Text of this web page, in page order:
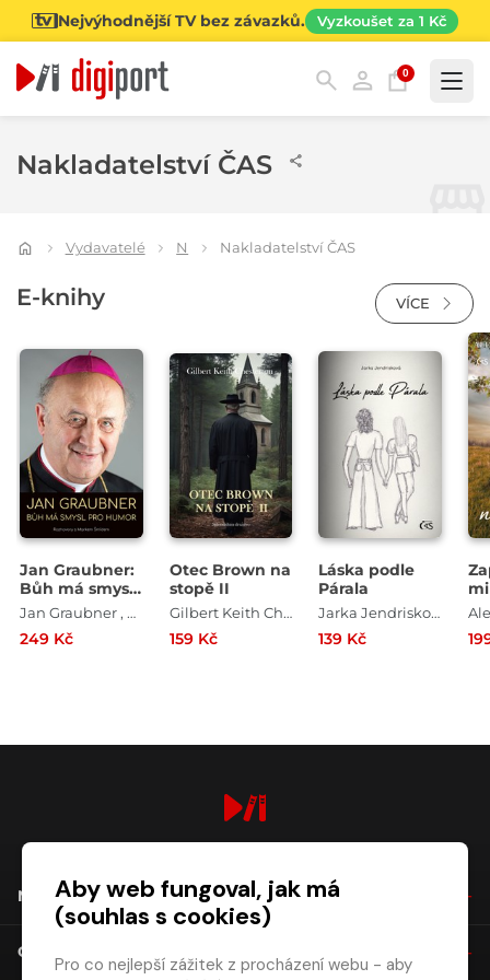
Nejvýhodnější TV bez závazků. Vyzkoušet za 1 Kč
0
Nakladatelství ČAS
Vydavatelé N Nakladatelství ČAS
E-knihy VÍCE
Jan Graubner:
Bůh má smysl
pro humor
Jan Graubner , Marek Šmíd
249 Kč
Otec Brown na
stopě II
Gilbert Keith Chesterton
159 Kč
Láska podle
Párala
Jarka Jendrisková
139 Kč
NÁKUP
O SPOLEČNOSTI
Aby web fungoval, jak má
(souhlas s cookies)
Pro co nejlepší zážitek z procházení webu - aby